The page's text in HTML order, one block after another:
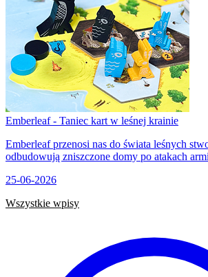
Emberleaf - Taniec kart w leśnej krainie
Emberleaf przenosi nas do świata leśnych
odbudowują zniszczone domy po atakach
25-06-2026
Wszystkie wpisy